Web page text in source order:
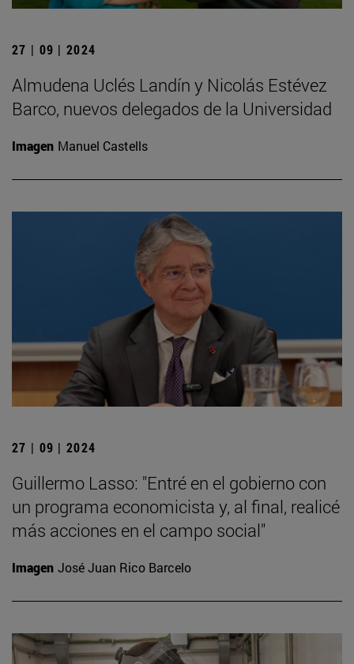
27 | 09 | 2024
Almudena Uclés Landín y Nicolás Estévez
Barco, nuevos delegados de la Universidad
Imagen Manuel Castells
27 | 09 | 2024
Guillermo Lasso: "Entré en el gobierno con
un programa economicista y, al final, realicé
más acciones en el campo social"
Imagen José Juan Rico Barcelo